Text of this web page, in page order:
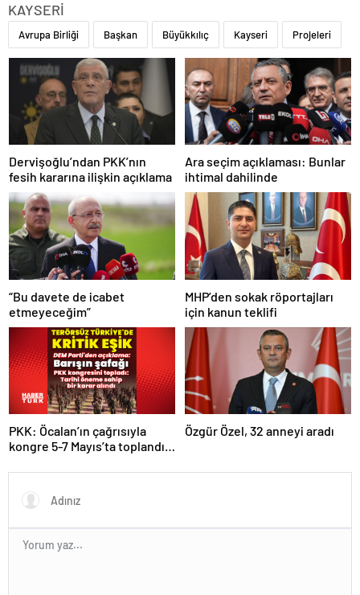
KAYSERİ
Avrupa Birliği Başkan Büyükkılıç Kayseri Projeleri
Dervişoğlu’ndan PKK’nın
fesih kararına ilişkin açıklama
Ara seçim açıklaması: Bunlar
ihtimal dahilinde
“Bu davete de icabet
etmeyeceğim”
MHP’den sokak röportajları
için kanun teklifi
PKK: Öcalan’ın çağrısıyla
kongre 5-7 Mayıs’ta toplandı!
Özgür Özel, 32 anneyi aradı